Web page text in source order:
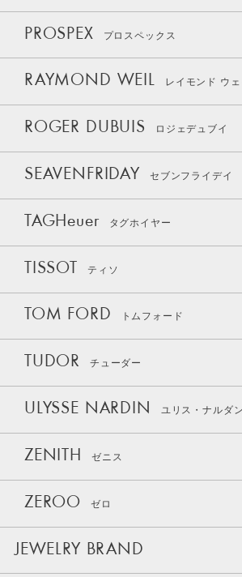
PROSPEX プロスペックス
RAYMOND WEIL レイモンド ウ
ROGER DUBUIS ロジェデュブイ
SEAVENFRIDAY セブンフライデイ
TAGHeuer タグホイヤー
TISSOT ティソ
TOM FORD トムフォード
TUDOR チューダー
ULYSSE NARDIN ユリス・ナルダン
ZENITH ゼニス
ZEROO ゼロ
JEWELRY BRAND